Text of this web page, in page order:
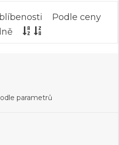
Podle ceny
parametrů